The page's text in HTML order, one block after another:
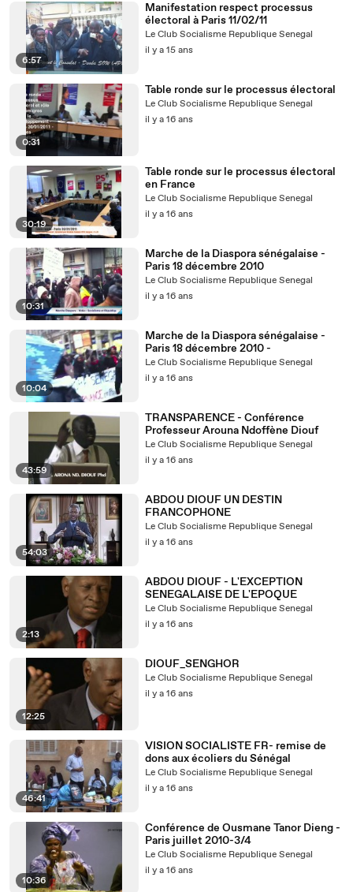
6:57
Manifestation respect processus
électoral à Paris 11/02/11
Le Club Socialisme Republique Senegal
il y a 15 ans
0:31
Table ronde sur le processus électoral
Le Club Socialisme Republique Senegal
il y a 16 ans
30:19
Table ronde sur le processus électoral
en France
Le Club Socialisme Republique Senegal
il y a 16 ans
10:31
Marche de la Diaspora sénégalaise -
Paris 18 décembre 2010
Le Club Socialisme Republique Senegal
il y a 16 ans
10:04
Marche de la Diaspora sénégalaise -
Paris 18 décembre 2010 -
Le Club Socialisme Republique Senegal
il y a 16 ans
43:59
TRANSPARENCE - Conférence
Professeur Arouna Ndoffène Diouf
Le Club Socialisme Republique Senegal
il y a 16 ans
54:03
ABDOU DIOUF UN DESTIN
FRANCOPHONE
Le Club Socialisme Republique Senegal
il y a 16 ans
2:13
ABDOU DIOUF - L'EXCEPTION
SENEGALAISE DE L'EPOQUE
Le Club Socialisme Republique Senegal
il y a 16 ans
12:25
DIOUF_SENGHOR
Le Club Socialisme Republique Senegal
il y a 16 ans
46:41
VISION SOCIALISTE FR- remise de
dons aux écoliers du Sénégal
Le Club Socialisme Republique Senegal
il y a 16 ans
10:36
Conférence de Ousmane Tanor Dieng -
Paris juillet 2010-3/4
Le Club Socialisme Republique Senegal
il y a 16 ans